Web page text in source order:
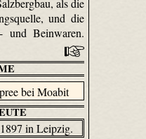
und die
und Beinwaren.